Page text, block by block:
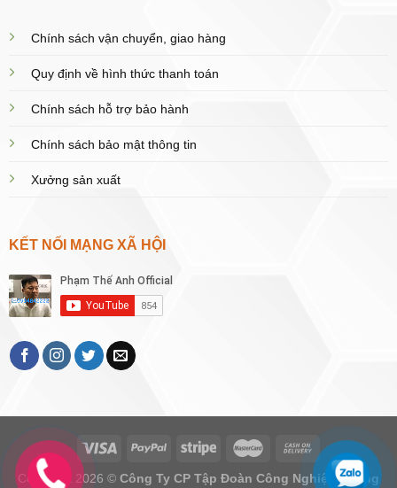
Chính sách vận chuyển, giao hàng
Quy định về hình thức thanh toán
Chính sách hỗ trợ bảo hành
Chính sách bảo mật thông tin
Xưởng sản xuất
KẾT NỐI MẠNG XÃ HỘI
Copyright 2026 © Công Ty CP Tập Đoàn Công Nghiệp Hoàng